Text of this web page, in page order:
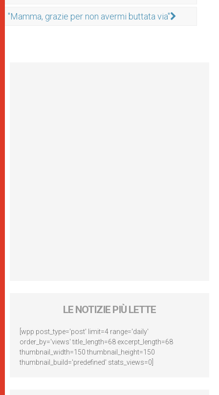
"Mamma, grazie per non avermi buttata via"
LE NOTIZIE PIÙ LETTE
[wpp post_type='post' limit=4 range='daily'
order_by='views' title_length=68 excerpt_length=68
thumbnail_width=150 thumbnail_height=150
thumbnail_build='predefined' stats_views=0]